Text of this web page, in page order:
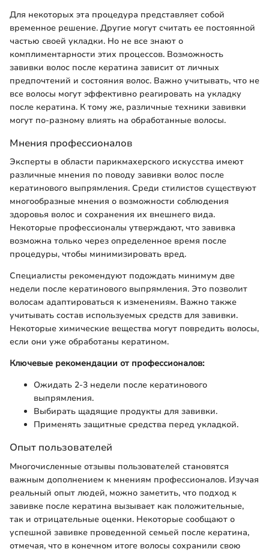
Для некоторых эта процедура представляет собой
временное решение. Другие могут считать ее постоянной
частью своей укладки. Но не все знают о
комплиментарности этих процессов. Возможность
завивки волос после кератина зависит от личных
предпочтений и состояния волос. Важно учитывать, что не
все волосы могут эффективно реагировать на укладку
после кератина. К тому же, различные техники завивки
могут по-разному влиять на обработанные волосы.
Мнения профессионалов
Эксперты в области парикмахерского искусства имеют
различные мнения по поводу завивки волос после
кератинового выпрямления. Среди стилистов существуют
многообразные мнения о возможности соблюдения
здоровья волос и сохранения их внешнего вида.
Некоторые профессионалы утверждают, что завивка
возможна только через определенное время после
процедуры, чтобы минимизировать вред.
Специалисты рекомендуют подождать минимум две
недели после кератинового выпрямления. Это позволит
волосам адаптироваться к изменениям. Важно также
учитывать состав используемых средств для завивки.
Некоторые химические вещества могут повредить волосы,
если они уже обработаны кератином.
Ключевые рекомендации от профессионалов:
Ожидать 2-3 недели после кератинового
выпрямления.
Выбирать щадящие продукты для завивки.
Применять защитные средства перед укладкой.
Опыт пользователей
Многочисленные отзывы пользователей становятся
важным дополнением к мнениям профессионалов. Изучая
реальный опыт людей, можно заметить, что подход к
завивке после кератина вызывает как положительные,
так и отрицательные оценки. Некоторые сообщают о
успешной завивке проведенной семьей после кератина,
отмечая, что в конечном итоге волосы сохранили свою